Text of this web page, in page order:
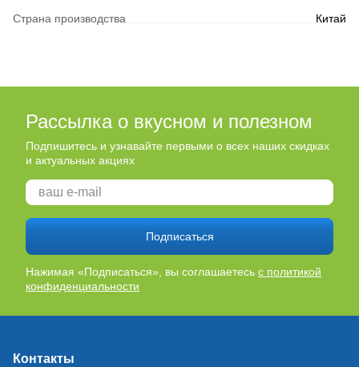
Страна производства Китай
Рассылка о вкусном и полезном
Подпишитесь и узнавайте первыми о всех наших скидках
и актуальных акциях
Подписаться
Нажимая «Подписаться», вы соглашаетесь с политикой
конфиденциальности
Контакты